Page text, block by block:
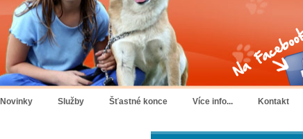
Novinky Služby Šťastné konce Více info... Kontakt